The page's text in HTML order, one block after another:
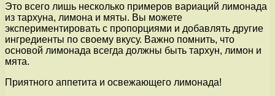
Это всего лишь несколько примеров вариаций лимонада
из тархуна, лимона и мяты. Вы можете
экспериментировать с пропорциями и добавлять другие
ингредиенты по своему вкусу. Важно помнить, что
основой лимонада всегда должны быть тархун, лимон и
мята.
Приятного аппетита и освежающего лимонада!